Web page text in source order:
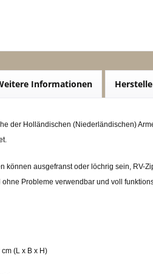
Informationen
der Holländischen (Niederländischen)
können ausgefranst oder löchrig sein, RV-
Probleme verwendbar und voll
(L x B x H)